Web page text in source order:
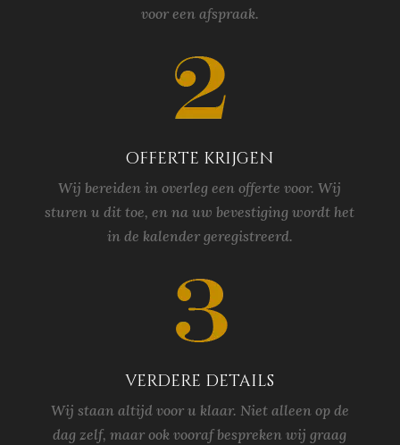
voor een afspraak.
offerte krijgen
Wij bereiden in overleg een offerte voor. Wij
sturen u dit toe, en na uw bevestiging wordt het
in de kalender geregistreerd.
verdere details
Wij staan altijd voor u klaar. Niet alleen op de
dag zelf, maar ook vooraf bespreken wij graag